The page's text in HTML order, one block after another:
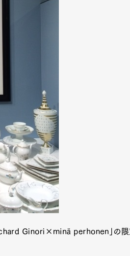
Ginori×minä perhonen」の限